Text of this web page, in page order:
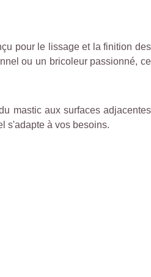
pour le lissage et la finition des
ou un bricoleur passionné, ce
mastic aux surfaces adjacentes
s'adapte à vos besoins.